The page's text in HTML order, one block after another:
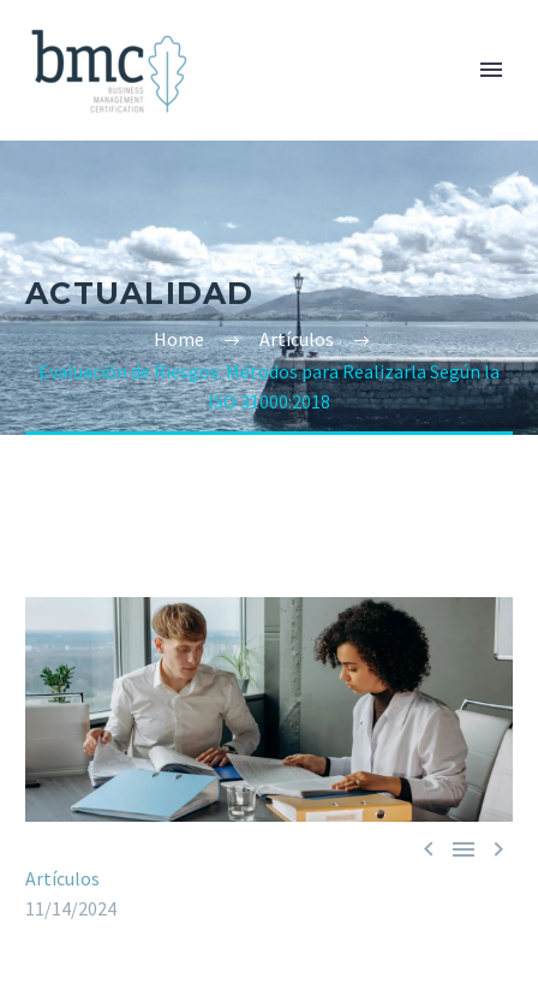
ACTUALIDAD
Home
Artículos
Evaluación de Riesgos: Métodos para Realizarla Según la
ISO 31000:2018
  
Artículos
11/14/2024